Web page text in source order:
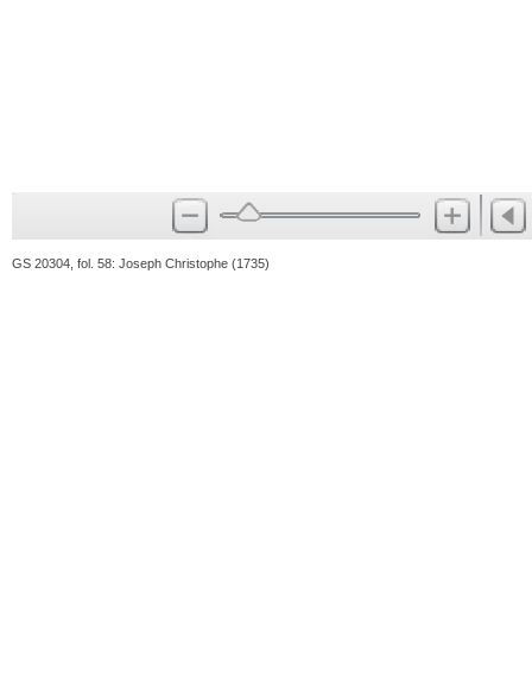
GS 20304, fol. 58: Joseph Christophe (1735)